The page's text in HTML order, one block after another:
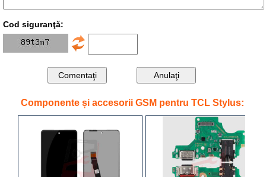
Cod siguranţă:
Componente și accesorii GSM pentru TCL Stylus: